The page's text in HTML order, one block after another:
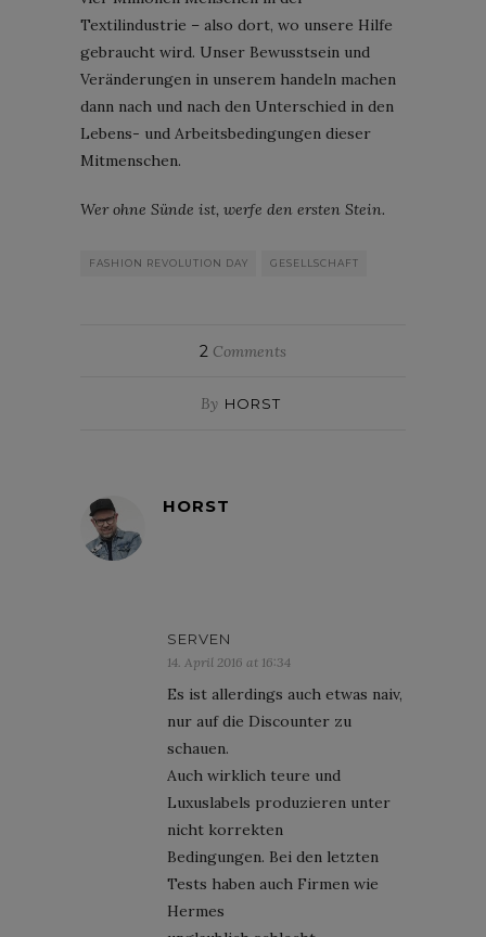
Textilindustrie – also dort, wo unsere Hilfe
gebraucht wird. Unser Bewusstsein und
Veränderungen in unserem handeln machen
dann nach und nach den Unterschied in den
Lebens- und Arbeitsbedingungen dieser
Mitmenschen.
Wer ohne Sünde ist, werfe den ersten Stein.
FASHION REVOLUTION DAY GESELLSCHAFT
2 Comments
By HORST
HORST
SERVEN
14. April 2016 at 16:34
Es ist allerdings auch etwas naiv,
nur auf die Discounter zu
schauen.
Auch wirklich teure und
Luxuslabels produzieren unter
nicht korrekten
Bedingungen. Bei den letzten
Tests haben auch Firmen wie
Hermes